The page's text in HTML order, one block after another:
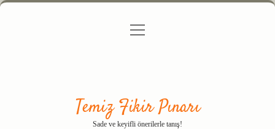
Gizlilik Politikası
menüyü
Temiz Fikir Pınarı
Sade ve keyifli önerilerle tanış!